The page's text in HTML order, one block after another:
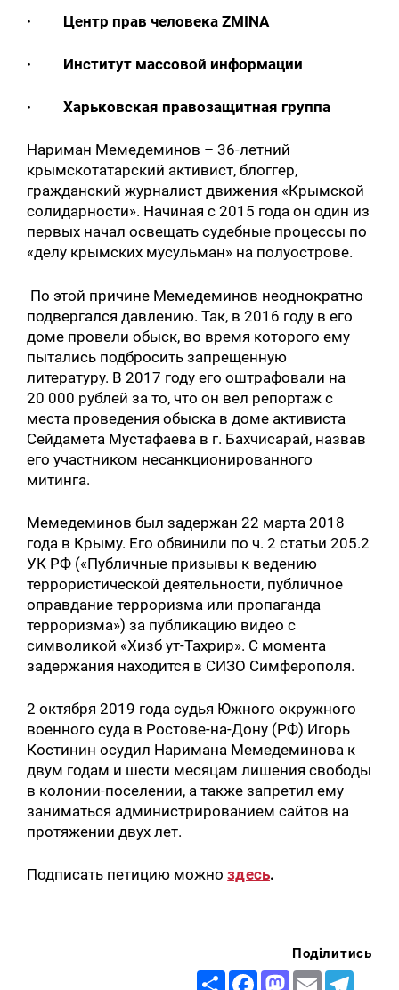
Искать:
· Центр прав человека ZMINA
· Институт массовой информации
· Харьковская правозащитная группа
Нариман Мемедеминов – 36-летний
крымскотатарский активист, блоггер,
гражданский журналист движения «Крымской
солидарности». Начиная с 2015 года он один из
первых начал освещать судебные процессы по
«делу крымских мусульман» на полуострове.
По этой причине Мемедеминов неоднократно
подвергался давлению. Так, в 2016 году в его
доме провели обыск, во время которого ему
пытались подбросить запрещенную
литературу. В 2017 году его оштрафовали на
20 000 рублей за то, что он вел репортаж с
места проведения обыска в доме активиста
Сейдамета Мустафаева в г. Бахчисарай, назвав
его участником несанкционированного
митинга.
Мемедеминов был задержан 22 марта 2018
года в Крыму. Его обвинили по ч. 2 статьи 205.2
УК РФ («Публичные призывы к ведению
террористической деятельности, публичное
оправдание терроризма или пропаганда
терроризма») за публикацию видео с
символикой «Хизб ут-Тахрир». С момента
задержания находится в СИЗО Симферополя.
2 октября 2019 года судья Южного окружного
военного суда в Ростове-на-Дону (РФ) Игорь
Костинин осудил Наримана Мемедеминова к
двум годам и шести месяцам лишения свободы
в колонии-поселении, а также запретил ему
заниматься администрированием сайтов на
протяжении двух лет.
Подписать петицию можноздесь.
Поділитись
Share FacebookMastodon
Email